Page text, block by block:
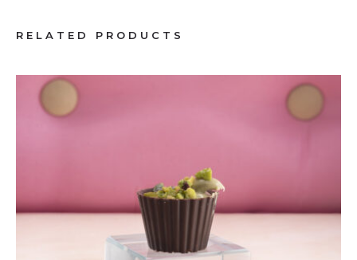
RELATED PRODUCTS